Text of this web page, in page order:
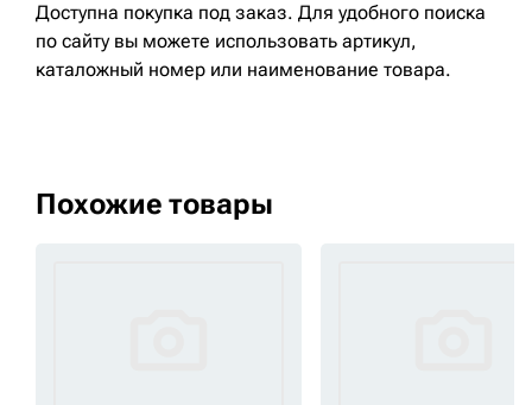
Доступна покупка под заказ. Для удобного поиска
по сайту вы можете использовать артикул,
каталожный номер или наименование товара.
Похожие товары